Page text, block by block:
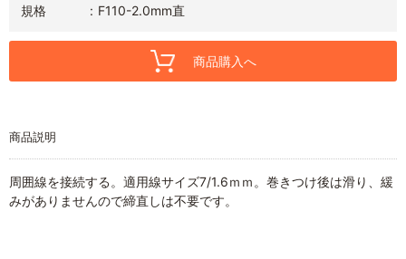
規格
F110-2.0mm直
商品購入へ
商品説明
周囲線を接続する。適用線サイズ7/1.6ｍｍ。巻きつけ後は滑り、緩
みがありませんので締直しは不要です。